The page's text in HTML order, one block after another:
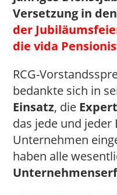
Versetzung in
der
die vida
RCG-
bedankte sich in
Einsatz, die
das jede und jeder
Unternehmen
haben alle